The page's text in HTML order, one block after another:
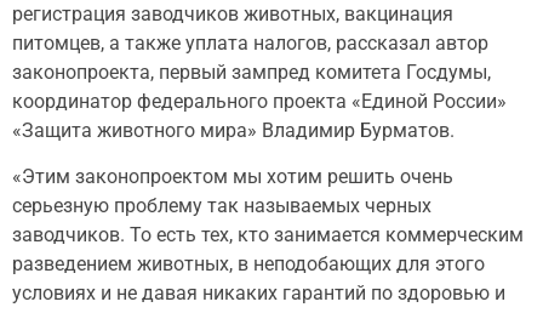
регистрация заводчиков животных, вакцинация
питомцев, а также уплата налогов, рассказал автор
законопроекта, первый зампред комитета Госдумы,
координатор федерального проекта «Единой России»
«Защита животного мира» Владимир Бурматов.
«Этим законопроектом мы хотим решить очень
серьезную проблему так называемых черных
заводчиков. То есть тех, кто занимается коммерческим
разведением животных, в неподобающих для этого
условиях и не давая никаких гарантий по здоровью и